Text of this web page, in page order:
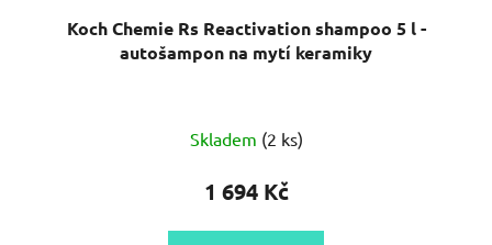
Koch Chemie Rs Reactivation shampoo 5 l -
autošampon na mytí keramiky
Skladem (2 ks)
1 694 Kč